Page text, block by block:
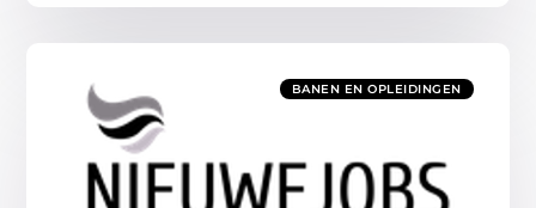
BANEN EN OPLEIDINGEN